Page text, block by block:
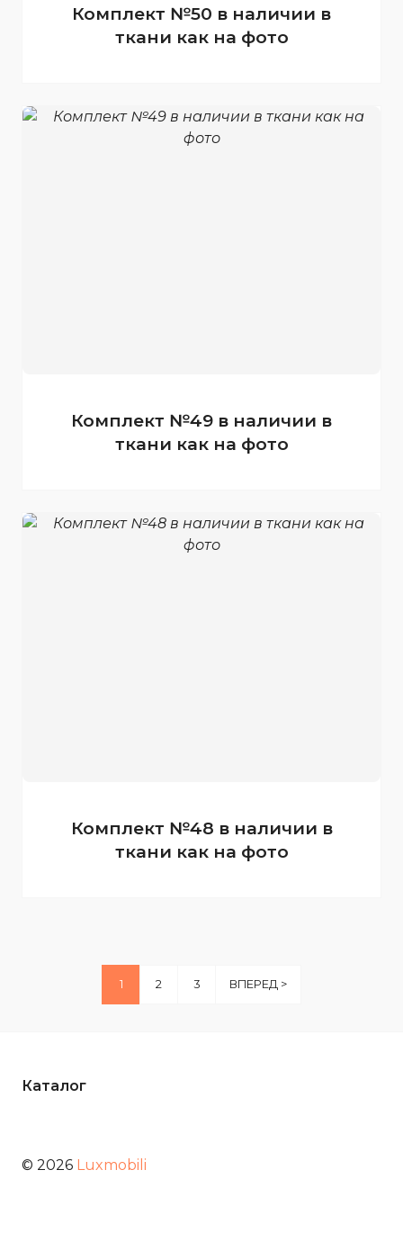
Комплект №50 в наличии в
ткани как на фото
Комплект №49 в наличии в
ткани как на фото
Комплект №48 в наличии в
ткани как на фото
1 2 3 ВПЕРЕД >
Каталог
© 2026 Luxmobili